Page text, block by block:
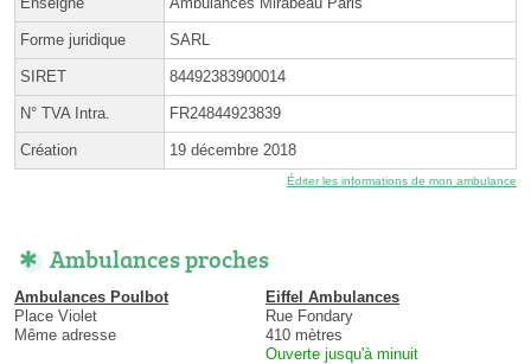
Forme juridique SARL
SIRET 84492383900014
N° TVA Intra. FR24844923839
Création 19 décembre 2018
Éditer les informations de mon ambulance
Ambulances proches
Ambulances Poulbot
Place Violet
Même adresse
Eiffel Ambulances
Rue Fondary
410 mètres
Ouverte jusqu'à minuit